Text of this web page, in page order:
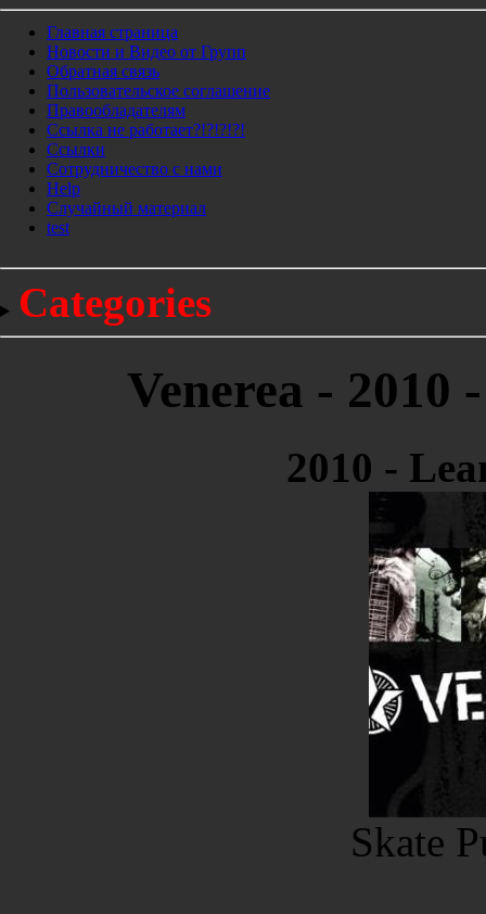
Главная страница
Новости и Видео от Групп
Обратная связь
Пользовательское соглашение
Правообладателям
Ссылка не работает?!?!?!?!
Ссылки
Сотрудничество с нами
Help
Cлучайный материал
test
Categories
Venerea - 2010
2010 -
Skate